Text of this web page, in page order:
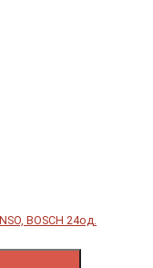
BOSCH 24од.